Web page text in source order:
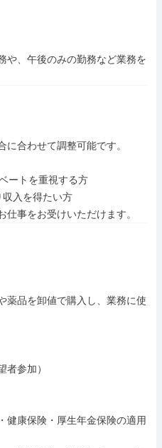
や、午後のみの勤務など業務を
合わせて調整可能です。
ートを重視する方
収入を得たい方
事をお受けいただけます。
薬品を卸値で購入し、業務に使
者参加）
健康保険・厚生年金保険の適用